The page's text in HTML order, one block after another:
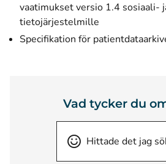
vaatimukset versio 1.4 sosiaali-
tietojärjestelmille
Specifikation för
Vad tycker du
Hittade det jag